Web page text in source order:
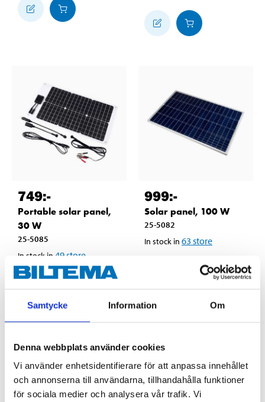
Samtycke Information Om
Denna webbplats använder cookies
Vi använder enhetsidentifierare för att anpassa innehållet
och annonserna till användarna, tillhandahålla funktioner
för sociala medier och analysera vår trafik. Vi
749:-
Portable solar panel,
30 W
25-5085
In stock in 49store
999:-
Solar panel, 100 W
25-5082
In stock in 63 store